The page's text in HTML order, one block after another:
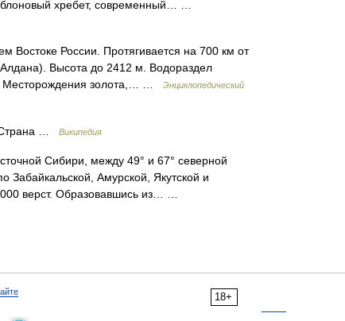
хребет, современный… …
Востоке России. Протягивается на 700 км от
Высота до 2412 м. Водораздел
Месторождения золота,… …
Энциклопедический
… Википедия
Сибири, между 49° и 67° северной
Забайкальской, Амурской, Якутской и
верст. Образовавшись из… …
18+